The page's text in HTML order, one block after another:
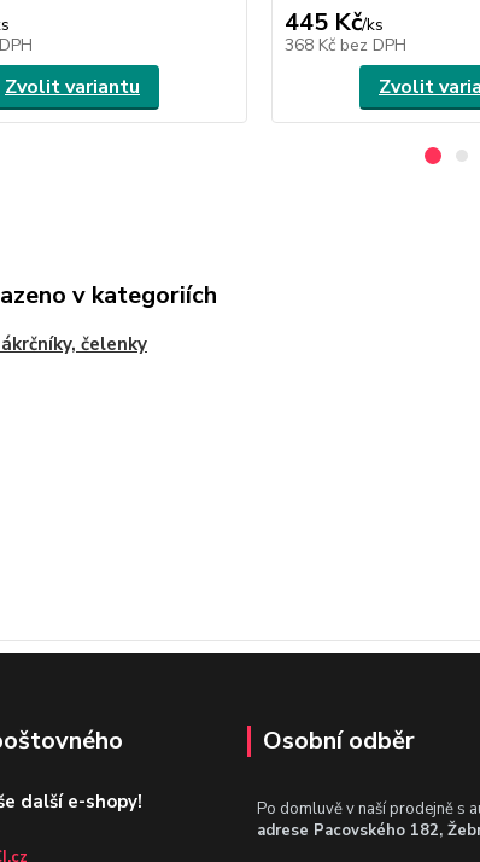
Zvolit variantu
445 Kč/ks
368 Kč bez DPH
Zvolit
v kategoriích
čelenky
další e-shopy!
Osobní odběr
Po domluvě v naší prodejně s
adrese Pacovského 182,